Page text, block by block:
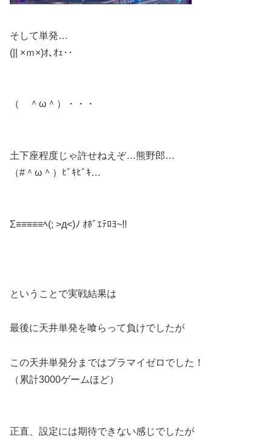
そして単発…
(|| ×ｍ×)ｵ､ｵｪ･･
（ ＾ω＾）・・・
土下座程度じゃ許せねえぞ…熊野郎…
（#＾ω＾）ﾋﾞｷﾋﾞｷ…
Σ≡≡≡≡≡ﾍ(; >д<)ﾉ ｵﾎﾞｴﾃﾛﾖ~!!
ということで実戦結果は
最後に天井単発を喰らって負けでしたが
この天井単発分まではプラマイゼロでした！
（累計3000ゲームほど）
正直、設定には期待できない感じでしたが